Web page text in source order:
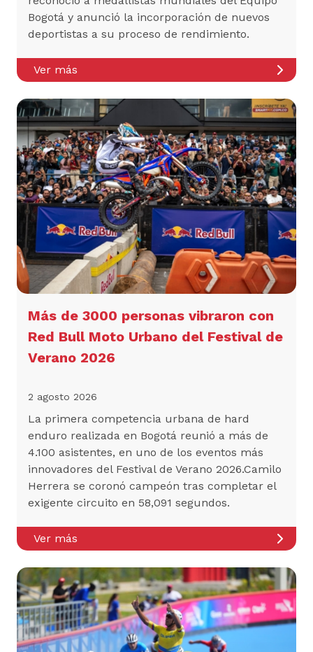
Bogotá y anunció la incorporación de nuevos
deportistas a su proceso de rendimiento.
Ver más
Más de 3000 personas vibraron con
Red Bull Moto Urbano del Festival de
Verano 2026
2 agosto 2026
La primera competencia urbana de hard
enduro realizada en Bogotá reunió a más de
4.100 asistentes, en uno de los eventos más
innovadores del Festival de Verano 2026.Camilo
Herrera se coronó campeón tras completar el
exigente circuito en 58,091 segundos.
Ver más